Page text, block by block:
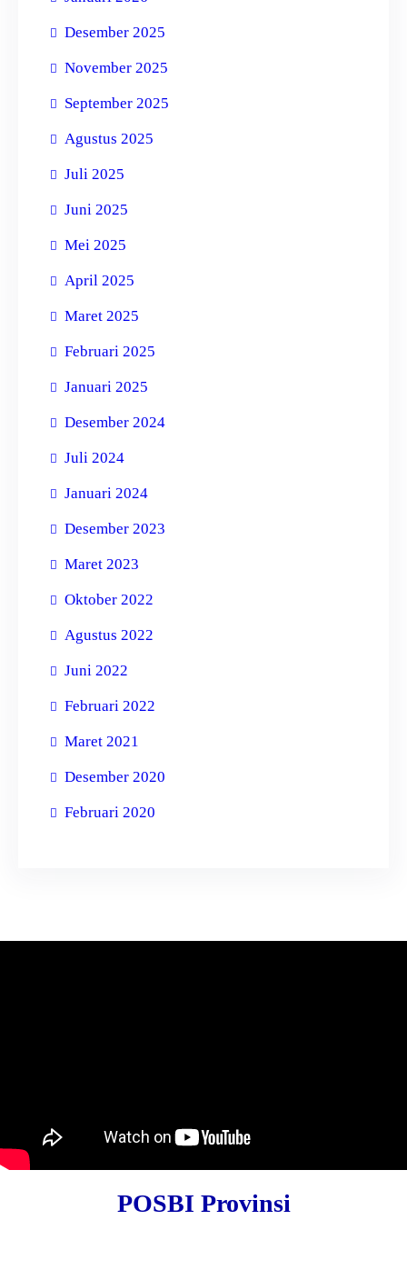
Desember 2025
November 2025
September 2025
Agustus 2025
Juli 2025
Juni 2025
Mei 2025
April 2025
Maret 2025
Februari 2025
Januari 2025
Desember 2024
Juli 2024
Januari 2024
Desember 2023
Maret 2023
Oktober 2022
Agustus 2022
Juni 2022
Februari 2022
Maret 2021
Desember 2020
Februari 2020
POSBI Provinsi